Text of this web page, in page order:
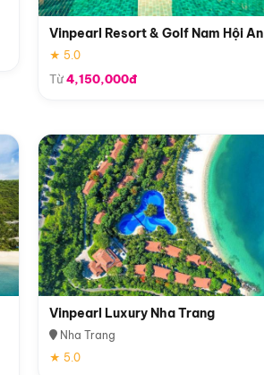
Vinpearl Resort & Golf Nam Hội An
★ 5.0
Từ4,150,000đ
Vinpearl Luxury Nha Trang
Nha Trang
★ 5.0